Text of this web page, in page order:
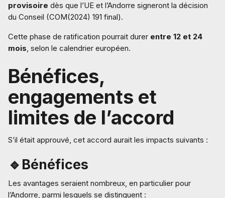
provisoire dès que l’UE et l’Andorre signeront la décision
du Conseil (COM(2024) 191 final).
Cette phase de ratification pourrait durer entre 12 et 24
mois, selon le calendrier européen.
Bénéfices,
engagements et
limites de l’accord
S’il était approuvé, cet accord aurait les impacts suivants :
🔹Bénéfices
Les avantages seraient nombreux, en particulier pour
l’Andorre, parmi lesquels se distinguent :